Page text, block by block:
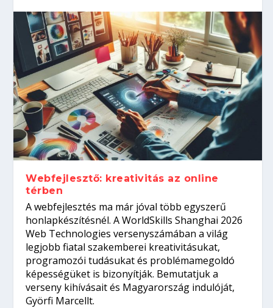
Kitalálod, mire használják ezeket a
gépeket?
Nem sikerült az egyetemi felvételi?
Tanulj szakmát!
Szoftverfejlesztő: verseny kódban –
amikor néhány sor program dönti el a
világversenyt...
Digitális detox – hogyan kapcsolódj ki
telefon nélkül?
Webfejlesztő: kreativitás az online
térben
A webfejlesztés ma már jóval több egyszerű
honlapkészítésnél. A WorldSkills Shanghai 2026
Web Technologies versenyszámában a világ
legjobb fiatal szakemberei kreativitásukat,
programozói tudásukat és problémamegoldó
képességüket is bizonyítják. Bemutatjuk a
verseny kihívásait és Magyarország indulóját,
Györfi Marcellt.